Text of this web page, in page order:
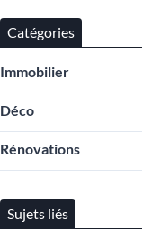
Catégories
Immobilier
Déco
Rénovations
Sujets liés